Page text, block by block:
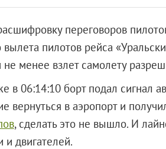
переговоров
пилотов рейса
менее взлет самолету
в 06:14:10 борт подал сигнал
вернуться в аэропорт и
, сделать это не вышло. И
и двигателей.